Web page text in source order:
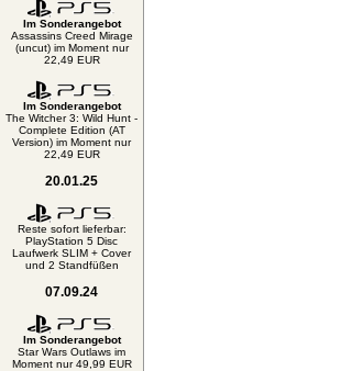
Im Sonderangebot
Assassins Creed Mirage
(uncut) im Moment nur
22,49 EUR
Im Sonderangebot
The Witcher 3: Wild Hunt -
Complete Edition (AT
Version) im Moment nur
22,49 EUR
20.01.25
Reste sofort lieferbar:
PlayStation 5 Disc
Laufwerk SLIM + Cover
und 2 Standfüßen
07.09.24
Im Sonderangebot
Star Wars Outlaws im
Moment nur 49,99 EUR